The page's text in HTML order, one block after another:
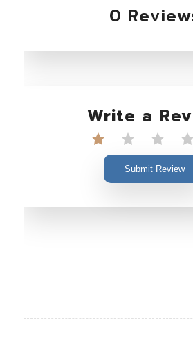
0
Write a
Submit Review